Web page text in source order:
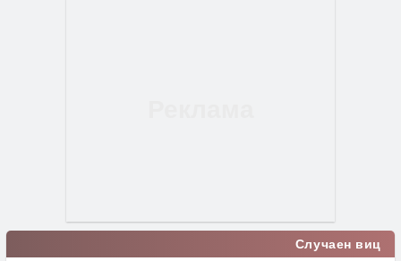
Случаен виц